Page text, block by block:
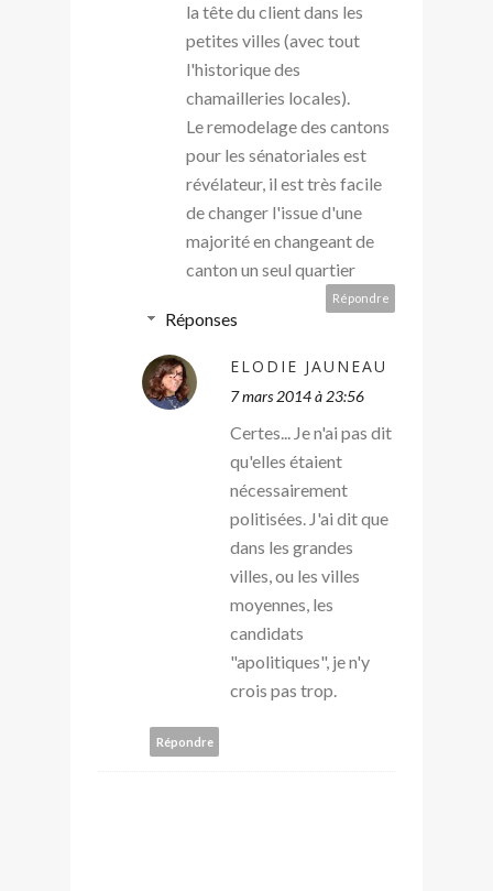
la tête du client dans les
petites villes (avec tout
l'historique des
chamailleries locales).
Le remodelage des cantons
pour les sénatoriales est
révélateur, il est très facile
de changer l'issue d'une
majorité en changeant de
canton un seul quartier
Répondre
Réponses
ELODIE JAUNEAU
7 mars 2014 à 23:56
Certes... Je n'ai pas dit
qu'elles étaient
nécessairement
politisées. J'ai dit que
dans les grandes
villes, ou les villes
moyennes, les
candidats
"apolitiques", je n'y
crois pas trop.
Répondre